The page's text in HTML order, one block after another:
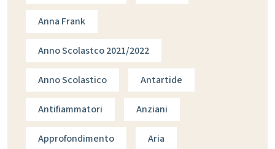
Anna Frank
Anno Scolastco 2021/2022
Anno Scolastico Antartide
Antifiammatori Anziani
Approfondimento Aria